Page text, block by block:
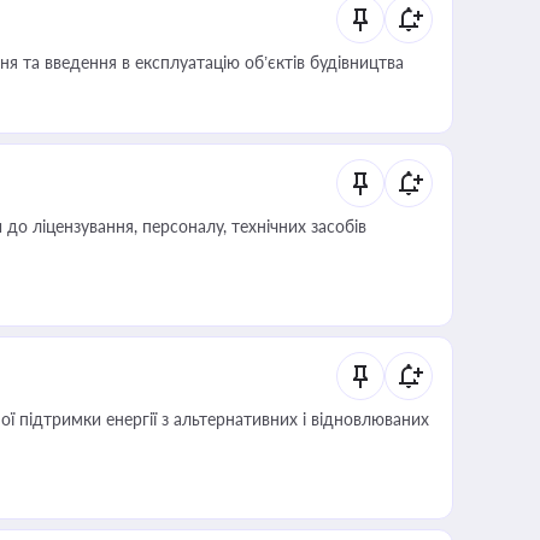
введення в експлуатацію об’єктів будівництва
ліцензування, персоналу, технічних засобів
енергії з альтернативних і відновлюваних